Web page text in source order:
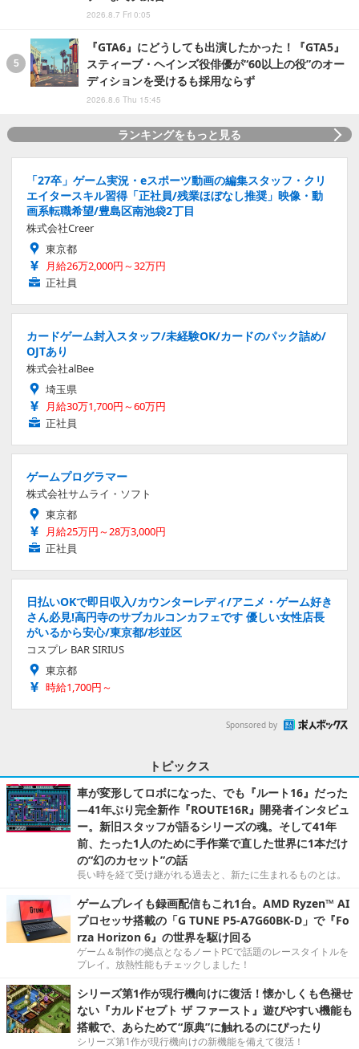
2026.8.7 Fri 0:05
『GTA6』にどうしても出演したかった！『GTA5』
スティーブ・ヘインズ役俳優が“60以上の役”のオー
ディションを受けるも採用ならず
2026.8.6 Thu 15:45
ランキングをもっと見る
「27卒」ゲーム実況・eスポーツ動画の編集スタッフ・クリ
エイタースキル習得「正社員/残業ほぼなし推奨」映像・動
画系転職希望/豊島区南池袋2丁目
株式会社Creer
東京都
月給26万2,000円～32万円
正社員
カードゲーム封入スタッフ/未経験OK/カードのパック詰め/
OJTあり
株式会社alBee
埼玉県
月給30万1,700円～60万円
正社員
ゲームプログラマー
株式会社サムライ・ソフト
東京都
月給25万円～28万3,000円
正社員
日払いOKで即日収入/カウンターレディ/アニメ・ゲーム好き
さん必見!高円寺のサブカルコンカフェです 優しい女性店長
がいるから安心/東京都/杉並区
コスプレ BAR SIRIUS
東京都
時給1,700円～
Sponsored by
トピックス
車が変形してロボになった、でも『ルート16』だった
―41年ぶり完全新作『ROUTE16R』開発者インタビュ
ー。新旧スタッフが語るシリーズの魂。そして41年
前、たった1人のために手作業で直した世界に1本だけ
の“幻のカセット”の話
長い時を経て受け継がれる過去と、新たに生まれるものとは。
ゲームプレイも録画配信もこれ1台。AMD Ryzen™ AI
プロセッサ搭載の「G TUNE P5-A7G60BK-D」で『Fo
rza Horizon 6』の世界を駆け回る
ゲーム＆制作の拠点となるノートPCで話題のレースタイトルを
プレイ。放熱性能もチェックしました！
シリーズ第1作が現行機向けに復活！懐かしくも色褪せ
ない『カルドセプト ザ ファースト』遊びやすい機能も
搭載で、あらためて“原典”に触れるのにぴったり
シリーズ第1作が現行機向けの新機能を備えて復活！